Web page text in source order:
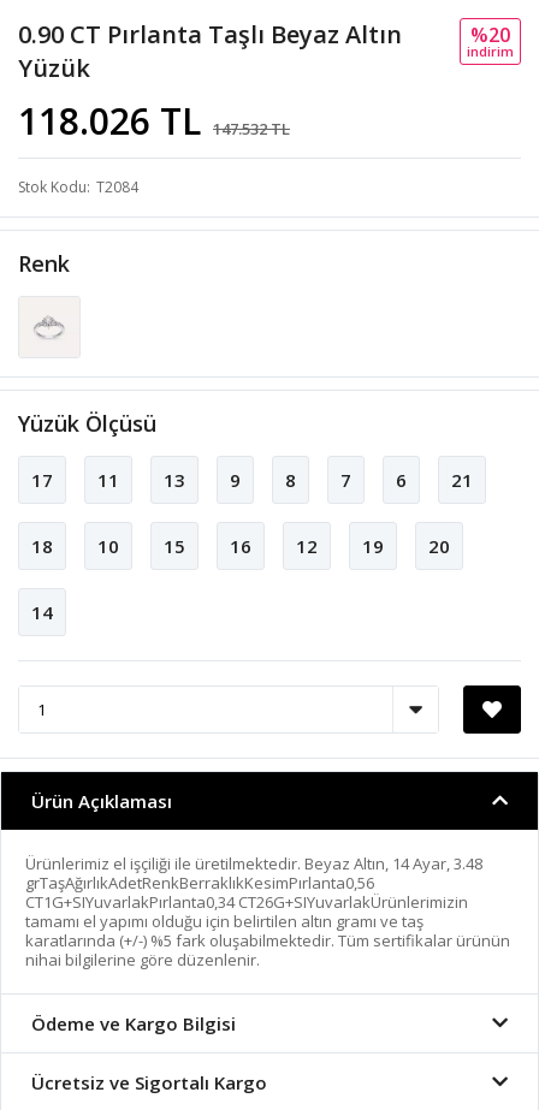
0.90 CT Pırlanta Taşlı Beyaz Altın
Yüzük
118.026 TL 147.532 TL
%20
i̇ndi̇ri̇m
Stok Kodu T2084
Renk
Yüzük Ölçüsü
17 11 13 9 8 7 6 21
18 10 15 16 12 19 20
14
Ürün Açıklaması
Ürünlerimiz el işçiliği ile üretilmektedir. Beyaz Altın, 14 Ayar, 3.48
grTaşAğırlıkAdetRenkBerraklıkKesimPırlanta0,56
CT1G+SIYuvarlakPırlanta0,34 CT26G+SIYuvarlakÜrünlerimizin
tamamı el yapımı olduğu için belirtilen altın gramı ve taş
karatlarında (+/-) %5 fark oluşabilmektedir. Tüm sertifikalar ürünün
nihai bilgilerine göre düzenlenir.
Ödeme ve Kargo Bilgisi
Ücretsiz ve Sigortalı Kargo